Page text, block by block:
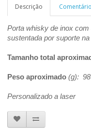
Descrição
Porta whisky de inox
sustentada por suporte
Tamanho total
Peso aproximado (g): 98
Personalizado a laser